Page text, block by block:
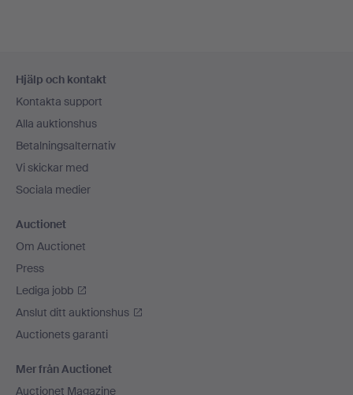
Hjälp och kontakt
Kontakta support
Alla auktionshus
Betalningsalternativ
Vi skickar med
Sociala medier
Auctionet
Om Auctionet
Press
Lediga jobb
Anslut ditt auktionshus
Auctionets garanti
Mer från Auctionet
Auctionet Magazine